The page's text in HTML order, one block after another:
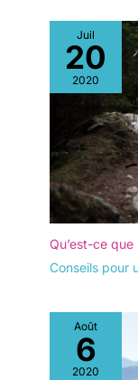
Juil
20
2020
Qu’est-ce
Conseils pour
Août
6
2020